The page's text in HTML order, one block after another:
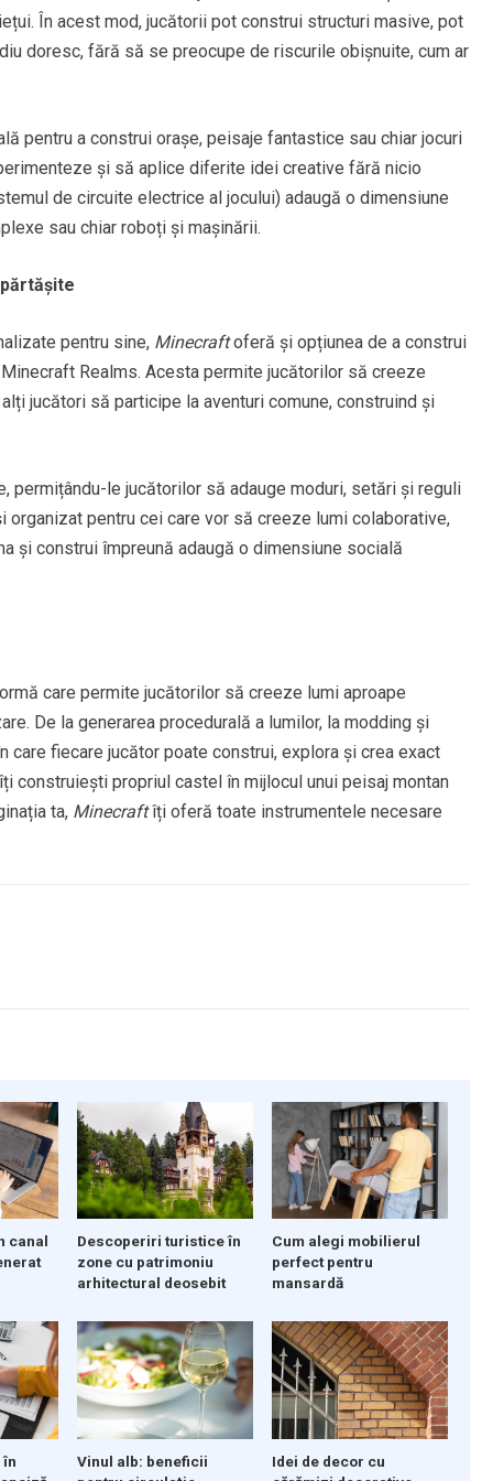
În acest mod, jucătorii pot construi structuri masive, pot
doresc, fără să se preocupe de riscurile obișnuite, cum ar
pentru a construi orașe, peisaje fantastice sau chiar jocuri
și să aplice diferite idei creative fără nicio
de circuite electrice al jocului) adaugă o dimensiune
sau chiar roboți și mașinării.
pentru sine, Minecraftoferă și opțiunea de a construi
Realms. Acesta permite jucătorilor să creeze
jucători să participe la aventuri comune, construind și
le jucătorilor să adauge moduri, setări și reguli
pentru cei care vor să creeze lumi colaborative,
și construi împreună adaugă o dimensiune socială
care permite jucătorilor să creeze lumi aproape
De la generarea procedurală a lumilor, la modding și
care fiecare jucător poate construi, explora și crea exact
construiești propriul castel în mijlocul unui peisaj montan
ta, Minecraftîți oferă toate instrumentele necesare
canal
Descoperiri turistice în
zone cu patrimoniu
arhitectural deosebit
Cum alegi mobilierul
perfect pentru
mansardă
în
Vinul alb: beneficii
Idei de decor cu